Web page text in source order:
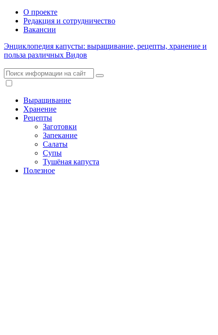
О проекте
Редакция и сотрудничество
Вакансии
Энциклопедия капусты: выращивание, рецепты, хранение и
польза различных Видов
Выращивание
Хранение
Рецепты
Заготовки
Запекание
Салаты
Супы
Тушёная капуста
Полезное